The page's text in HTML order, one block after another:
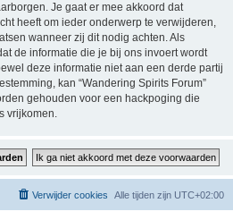
Je gaat er mee akkoord dat
heeft om ieder onderwerp te verwijderen,
wanneer zij dit nodig achten. Als
de informatie die je bij ons invoert wordt
deze informatie niet aan een derde partij
kan “Wandering Spirits Forum”
gehouden voor een hackpoging die
vrijkomen.
Alle tijden zijn UTC+02:00
Verwijder cookies